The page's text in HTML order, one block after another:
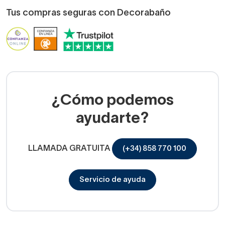
Tus compras seguras con Decorabaño
¿Cómo podemos
ayudarte?
LLAMADA GRATUITA (+34) 858 770 100
Servicio de ayuda